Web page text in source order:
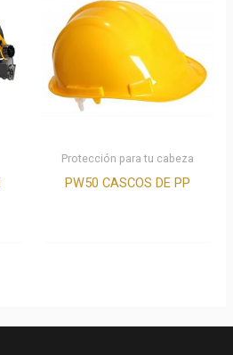
Protección para tu cabeza
PW50 CASCOS DE PP